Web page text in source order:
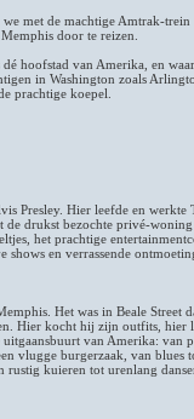
we met de machtige Amtrak-
door te reizen.
dé hoofstad van Amerika, en
in Washington zoals
prachtige koepel.
Presley. Hier leefde en
de drukst bezochte privé-
het prachtige
shows en verrassende
Het was in Beale Street
Hier kocht hij zijn outfits, hier
uitgaansbuurt van Amerika:
vlugge burgerzaak, van
rustig kuieren tot urenlang